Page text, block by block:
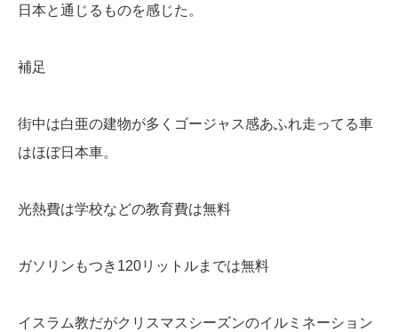
日本と通じるものを感じた。
補足
街中は白亜の建物が多くゴージャス感あふれ走ってる車
はほぼ日本車。
光熱費は学校などの教育費は無料
ガソリンもつき120リットルまでは無料
イスラム教だがクリスマスシーズンのイルミネーション